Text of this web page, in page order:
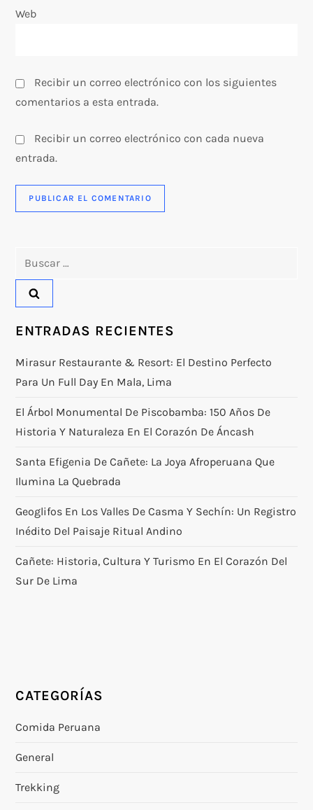
a
a
s
Web
Recibir un correo electrónico con los siguientes
comentarios a esta entrada.
Recibir un correo electrónico con cada nueva
entrada.
ENTRADAS RECIENTES
Mirasur Restaurante & Resort: El Destino Perfecto
Para Un Full Day En Mala, Lima
El Árbol Monumental De Piscobamba: 150 Años De
Historia Y Naturaleza En El Corazón De Áncash
Santa Efigenia De Cañete: La Joya Afroperuana Que
Ilumina La Quebrada
Geoglifos En Los Valles De Casma Y Sechín: Un Registro
Inédito Del Paisaje Ritual Andino
Cañete: Historia, Cultura Y Turismo En El Corazón Del
Sur De Lima
CATEGORÍAS
Comida Peruana
General
Trekking